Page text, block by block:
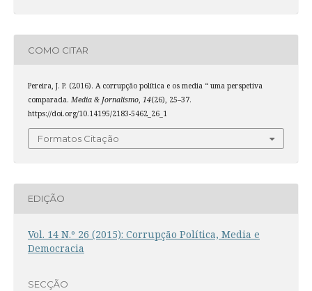
COMO CITAR
Pereira, J. P. (2016). A corrupção política e os media “ uma perspetiva
comparada. Media & Jornalismo, 14(26), 25–37.
https://doi.org/10.14195/2183-5462_26_1
Formatos Citação
EDIÇÃO
Vol. 14 N.º 26 (2015): Corrupção Política, Media e
Democracia
SECÇÃO